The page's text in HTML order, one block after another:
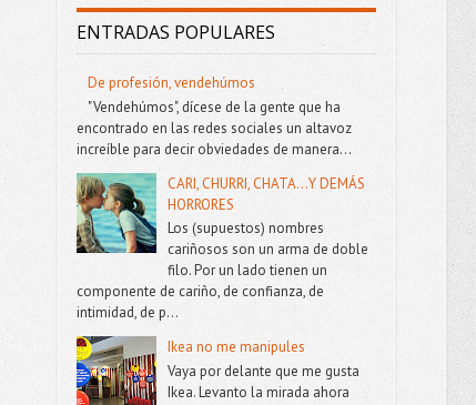
ENTRADAS POPULARES
De profesión, vendehúmos
"Vendehúmos", dícese de la gente que ha
encontrado en las redes sociales un altavoz
increíble para decir obviedades de manera...
CARI, CHURRI, CHATA...Y DEMÁS
HORRORES
Los (supuestos) nombres
cariñosos son un arma de doble
filo. Por un lado tienen un
componente de cariño, de confianza, de
intimidad, de p...
Ikea no me manipules
Vaya por delante que me gusta
Ikea. Levanto la mirada ahora